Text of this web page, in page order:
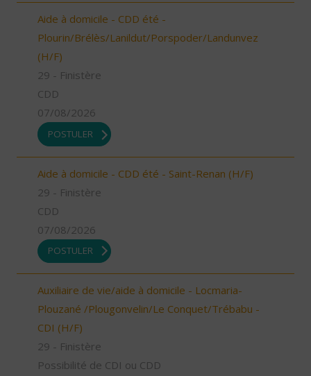
Aide à domicile - CDD été -
Plourin/Brélès/Lanildut/Porspoder/Landunvez
(H/F)
29 - Finistère
CDD
07/08/2026
POSTULER
Aide à domicile - CDD été - Saint-Renan (H/F)
29 - Finistère
CDD
07/08/2026
POSTULER
Auxiliaire de vie/aide à domicile - Locmaria-
Plouzané /Plougonvelin/Le Conquet/Trébabu -
CDI (H/F)
29 - Finistère
Possibilité de CDI ou CDD